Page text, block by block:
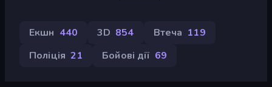
Екшн 440 3D 854 Втеча 119
Поліція 21 Бойові дії 69